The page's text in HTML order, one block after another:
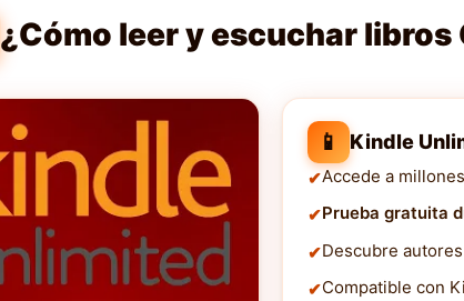
¿Cómo leer y escuchar libros
📱 Kindle
Accede a
Prueba gratuita
Descubre
Compatible con